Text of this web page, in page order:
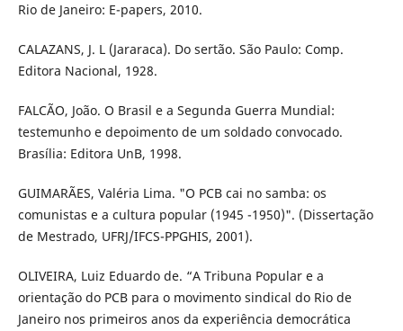
Rio de Janeiro: E-papers, 2010.
CALAZANS, J. L (Jararaca). Do sertão. São Paulo: Comp.
Editora Nacional, 1928.
FALCÃO, João. O Brasil e a Segunda Guerra Mundial:
testemunho e depoimento de um soldado convocado.
Brasília: Editora UnB, 1998.
GUIMARÃES, Valéria Lima. "O PCB cai no samba: os
comunistas e a cultura popular (1945 -1950)". (Dissertação
de Mestrado, UFRJ/IFCS-PPGHIS, 2001).
OLIVEIRA, Luiz Eduardo de. “A Tribuna Popular e a
orientação do PCB para o movimento sindical do Rio de
Janeiro nos primeiros anos da experiência democrática